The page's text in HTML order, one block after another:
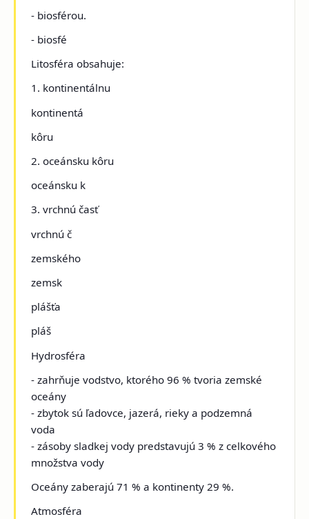
- biosférou.
- biosfé
Litosféra obsahuje:
1. kontinentálnu
kontinentá
kôru
2. oceánsku kôru
oceánsku k
3. vrchnú časť
vrchnú č
zemského
zemsk
plášťa
pláš
Hydrosféra
- zahrňuje vodstvo, ktorého 96 % tvoria zemské
oceány
- zbytok sú ľadovce, jazerá, rieky a podzemná
voda
- zásoby sladkej vody predstavujú 3 % z celkového
množstva vody
Oceány zaberajú 71 % a kontinenty 29 %.
Atmosféra